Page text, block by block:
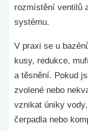
rozmístění ventilů
systému.
V praxi se u
kusy, redukce,
a těsnění. Pokud
zvolené nebo
vznikat úniky
čerpadla nebo